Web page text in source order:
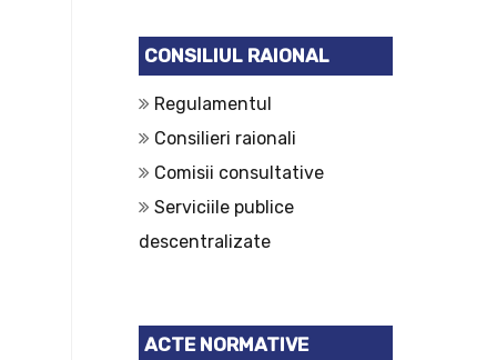
CONSILIUL RAIONAL
Regulamentul
Consilieri raionali
Comisii consultative
Serviciile publice
descentralizate
ACTE NORMATIVE